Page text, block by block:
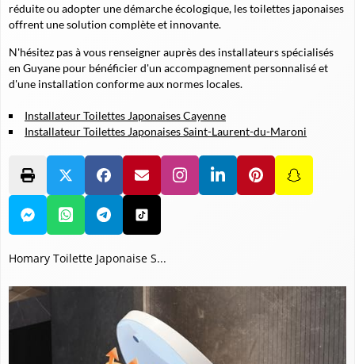
réduite ou adopter une démarche écologique, les toilettes japonaises
offrent une solution complète et innovante.
N'hésitez pas à vous renseigner auprès des installateurs spécialisés
en Guyane pour bénéficier d'un accompagnement personnalisé et
d'une installation conforme aux normes locales.
Installateur Toilettes Japonaises Cayenne
Installateur Toilettes Japonaises Saint-Laurent-du-Maroni
Homary Toilette Japonaise S...